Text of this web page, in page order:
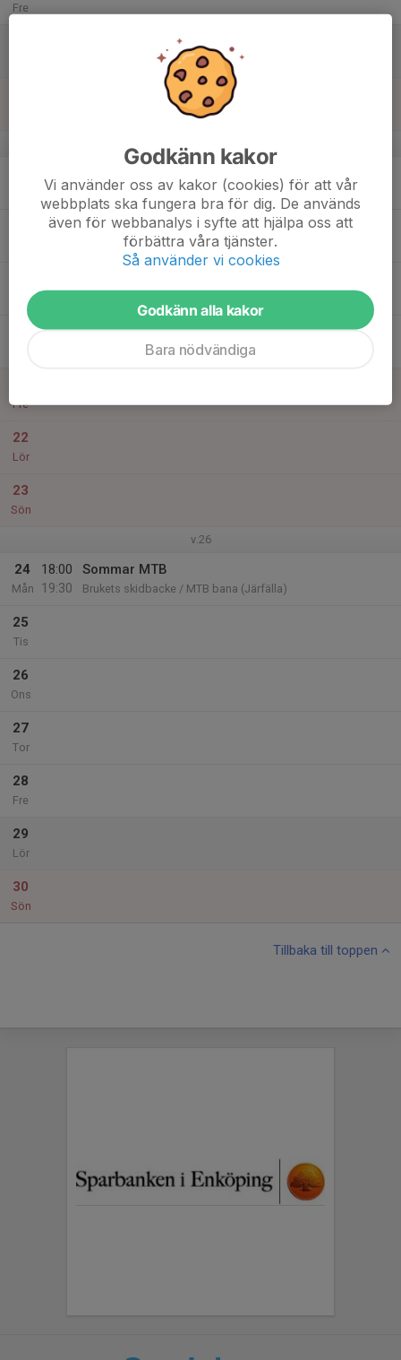
Fre
19:30
Sigtuna bike arena
Ons
Fre
22
Lör
23
Sön
v.26
24
Mån
18:00
19:30
Sommar MTB
Brukets skidbacke / MTB bana (Järfälla)
25
Tis
26
Ons
27
Tor
28
Fre
29
Lör
30
Sön
Tillbaka till toppen
Godkänn kakor
Vi använder oss av kakor (cookies) för att vår
webbplats ska fungera bra för dig. De används
även för webbanalys i syfte att hjälpa oss att
förbättra våra tjänster.
Så använder vi cookies
Godkänn alla kakor
Bara nödvändiga